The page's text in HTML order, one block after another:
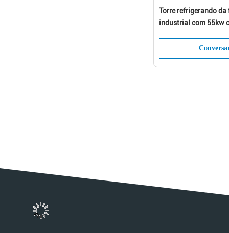
Torre refrigerando
industrial com 55kw